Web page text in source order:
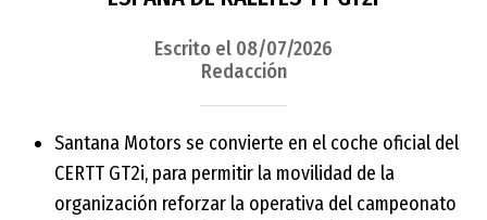
Escrito el 08/07/2026
Redacción
Santana Motors se convierte en el coche oficial del
CERTT GT2i, para permitir la movilidad de la
organización reforzar la operativa del campeonato